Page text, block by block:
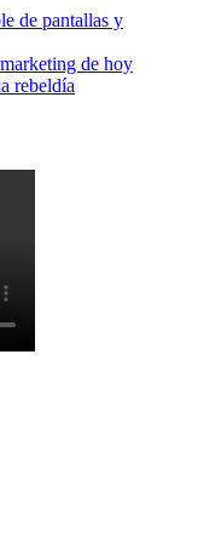
de pantallas y
de hoy
rebeldía